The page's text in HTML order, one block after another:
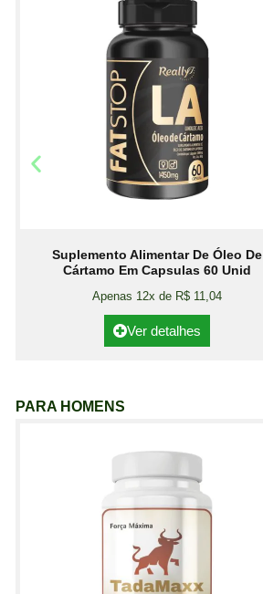
Suplemento Alimentar De Óleo De
Cártamo Em Capsulas 60 Unid
Apenas 12x de R$ 11,04
Ver detalhes
PARA HOMENS